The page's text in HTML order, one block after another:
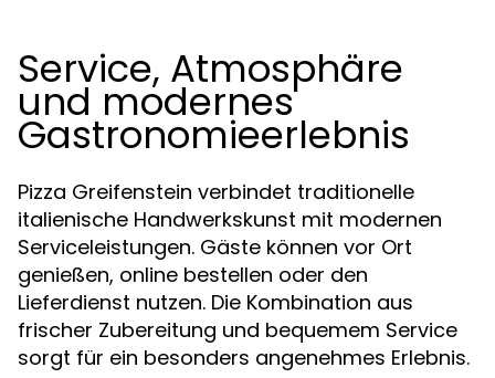
Service, Atmosphäre
und modernes
Gastronomieerlebnis
Pizza Greifenstein verbindet traditionelle
italienische Handwerkskunst mit modernen
Serviceleistungen. Gäste können vor Ort
genießen, online bestellen oder den
Lieferdienst nutzen. Die Kombination aus
frischer Zubereitung und bequemem Service
sorgt für ein besonders angenehmes Erlebnis.